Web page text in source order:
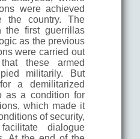
were achieved
the country. The
the first guerrillas
as the previous
were carried out
these armed
militarily. But
a demilitarized
as a condition for
which made it
of security,
dialogue